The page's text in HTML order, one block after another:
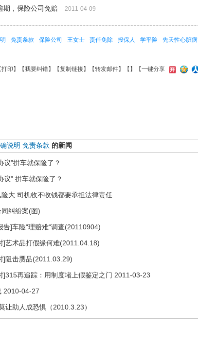
期，保险公司免赔 2011-04-09
免责条款 保险公司 王女士 责任免除 投保人 学平险 先天性心脏病
打印 】【我要纠错】【复制链接】【转发邮件】【 】 【一键分享
说明 免责条款 的新闻
议”拼车就保险了？
议” 拼车就保险了？
大 司机收不收钱都要承担法律责任
纠纷案(图)
告]车险“理赔难“调查(20110904)
]艺术品打假缘何难(2011.04.18)
]阻击赝品(2011.03.29)
]315再追踪：用制度堵上假鉴定之门 2011-03-23
2010-04-27
让助人成恐惧（2010.3.23）